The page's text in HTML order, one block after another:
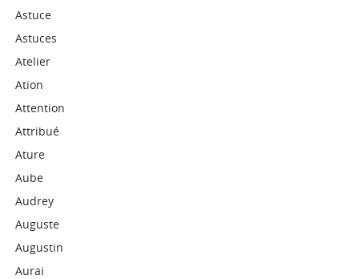
Astuce
Astuces
Atelier
Ation
Attention
Attribué
Ature
Aube
Audrey
Auguste
Augustin
Aurai